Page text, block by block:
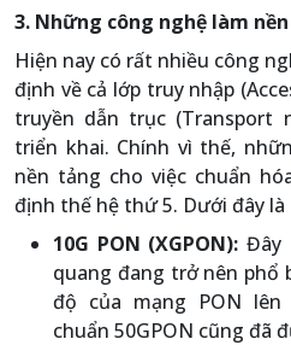
3. Những công nghệ làm
Hiện nay có rất nhiều công
định về cả lớp truy nhập
truyền dẫn trục (Transport
triển khai. Chính vì thế,
nền tảng cho việc chuẩn
định thế hệ thứ 5. Dưới đây
10G PON (XGPON): Đây
quang đang trở nên phổ
độ của mạng PON lên
chuẩn 50GPON cũng đã